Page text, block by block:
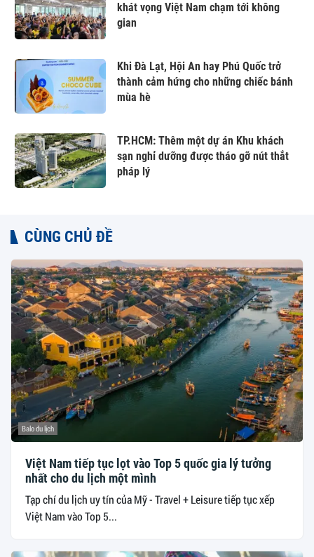
khát vọng Việt Nam chạm tới không
gian
Khi Đà Lạt, Hội An hay Phú Quốc trở
thành cảm hứng cho những chiếc bánh
mùa hè
TP.HCM: Thêm một dự án Khu khách
sạn nghỉ dưỡng được tháo gỡ nút thắt
pháp lý
CÙNG CHỦ ĐỀ
Balo du lịch
Việt Nam tiếp tục lọt vào Top 5 quốc gia lý tưởng
nhất cho du lịch một mình
Tạp chí du lịch uy tín của Mỹ - Travel + Leisure tiếp tục xếp
Việt Nam vào Top 5...